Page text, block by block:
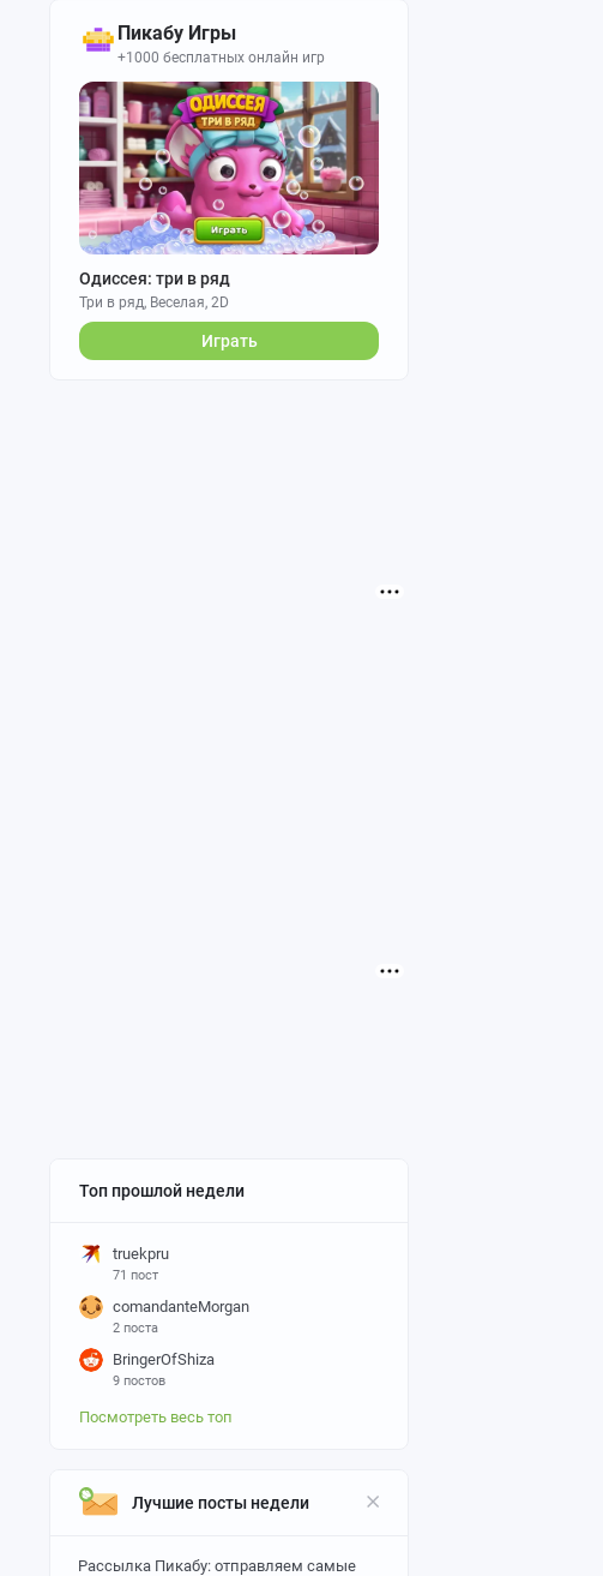
Пикабу Игры
+1000 бесплатных онлайн игр
Одиссея: три в ряд
Три в ряд, Веселая, 2D
Играть
Топ прошлой недели
truekpru
71 пост
comandanteMorgan
2 поста
BringerOfShiza
9 постов
Посмотреть весь топ
Лучшие посты недели
Рассылка Пикабу: отправляем самые